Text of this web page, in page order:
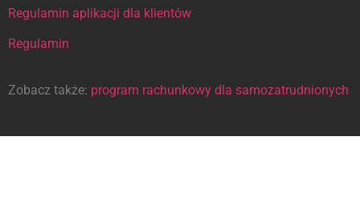
Regulamin aplikacji dla klientów
Regulamin
Zobacz także: program rachunkowy dla samozatrudnionych